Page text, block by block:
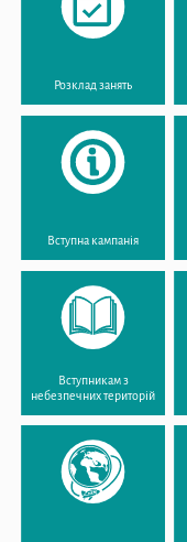
Розклад занять
Вступна кампанія
Вступникам з
небезпечних територій